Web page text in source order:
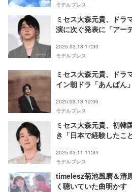
モデルプレス
ミセス大森元貴、ドラ
演に次ぐ発表に「アー
2025.03.13 17:30
モデルプレス
ミセス大森元貴、ドラ
イン朝ドラ「あんぱん
2025.03.13 12:00
モデルプレス
ミセス大森元貴、初韓
き「日本で経験したこ
2025.03.11 11:34
モデルプレス
timelesz菊池風磨＆清
く聴いていた曲明かす